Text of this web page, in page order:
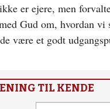
er ejere, men
Gud om, hvordan vi
være et godt
TIL KENDE